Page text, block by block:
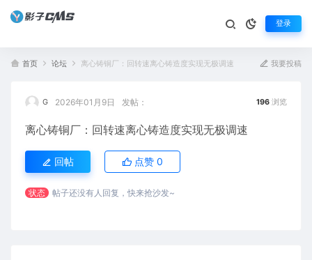
登录
首页 论坛 离心铸铜厂：回转速离心铸造度实现无极调速 我要投稿
G 2026年01月9日 发帖： 196 浏览
离心铸铜厂：回转速离心铸造度实现无极调速
回帖 点赞 0
状态 帖子还没有人回复，快来抢沙发~